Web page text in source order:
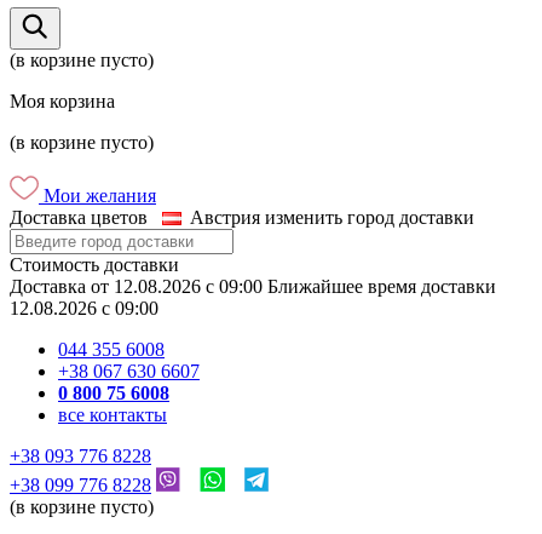
(в корзине пусто)
Моя корзина
(в корзине пусто)
Мои желания
Доставка цветов
Австрия изменить город доставки
Стоимость доставки
Доставка от 12.08.2026 c 09:00 Ближайшее время доставки
12.08.2026 c 09:00
044 355 6008
+38 067 630 6607
0 800 75 6008
все контакты
+38 093 776 8228
+38 099 776 8228
(в корзине пусто)